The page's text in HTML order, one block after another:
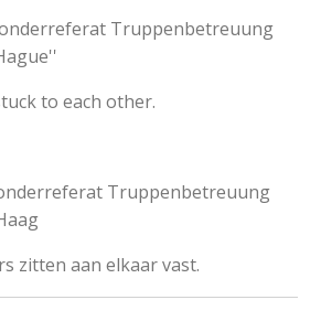
Truppenbetreuung
to each other.
Truppenbetreuung
zitten aan elkaar vast.